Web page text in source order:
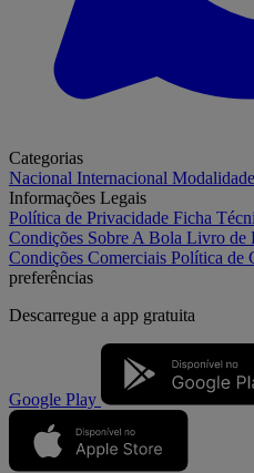
Categorias
Nacional Internacional
Informações Legais
Política de Privacidade Ficha
Condições Sobre A Bola Livro de
Condições Comerciais Política de
preferências
Descarregue a app gratuita
Google Play